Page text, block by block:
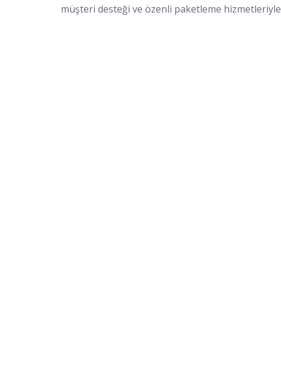
müşteri desteği ve özenli paketleme